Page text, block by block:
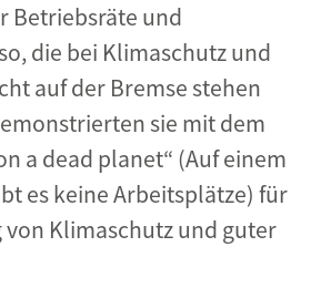
Betriebsräte und
die bei Klimaschutz und
auf der Bremse stehen
sie mit dem
a dead planet“ (Auf einem
es keine Arbeitsplätze) für
Klimaschutz und guter